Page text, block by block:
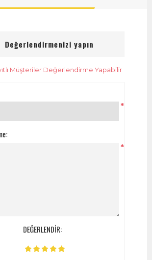
Değerlendirmenizi yapın
Müşteriler Değerlendirme Yapabilir
*
*
DEĞERLENDİR: